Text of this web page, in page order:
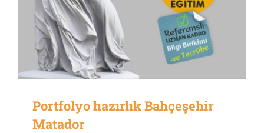
Portfolyo hazırlık Bahçeşehir
Matador